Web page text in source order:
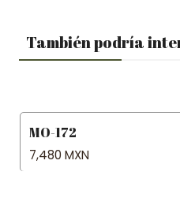
También podría
MO-172
7,480 MXN